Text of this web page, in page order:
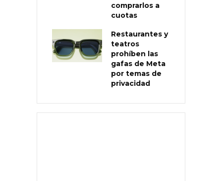
comprarlos a
cuotas
Restaurantes y
teatros
prohíben las
gafas de Meta
por temas de
privacidad